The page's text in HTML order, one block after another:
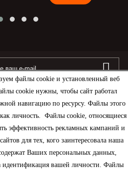
файлы cookie и установленный веб
cookie нужны, чтобы сайт работал
навигацию по ресурсу. Файлы этого
личность. Файлы cookie, относящиеся
эффективность рекламных кампаний и
для тех, кого заинтересовала наша
Ваших персональных данных,
идентификация вашей личности. Файлы